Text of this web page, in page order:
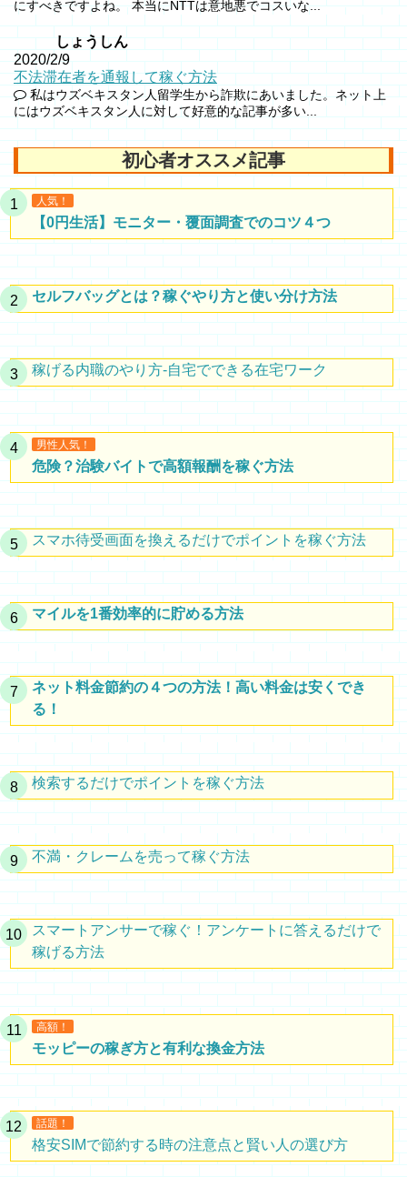
にすべきですよね。 本当にNTTは意地悪でコスいな...
しょうしん
2020/2/9
不法滞在者を通報して稼ぐ方法
私はウズベキスタン人留学生から詐欺にあいました。ネット上
にはウズベキスタン人に対して好意的な記事が多い...
初心者オススメ記事
人気！
【0円生活】モニター・覆面調査でのコツ４つ
セルフバッグとは？稼ぐやり方と使い分け方法
稼げる内職のやり方-自宅でできる在宅ワーク
男性人気！
危険？治験バイトで高額報酬を稼ぐ方法
スマホ待受画面を換えるだけでポイントを稼ぐ方法
マイルを1番効率的に貯める方法
ネット料金節約の４つの方法！高い料金は安くでき
る！
検索するだけでポイントを稼ぐ方法
不満・クレームを売って稼ぐ方法
スマートアンサーで稼ぐ！アンケートに答えるだけで
稼げる方法
高額！
モッピーの稼ぎ方と有利な換金方法
話題！
格安SIMで節約する時の注意点と賢い人の選び方